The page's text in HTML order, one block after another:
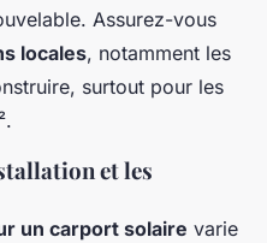
Assurez-vous
locales, notamment les
surtout pour les
et les
un carport solaire varie